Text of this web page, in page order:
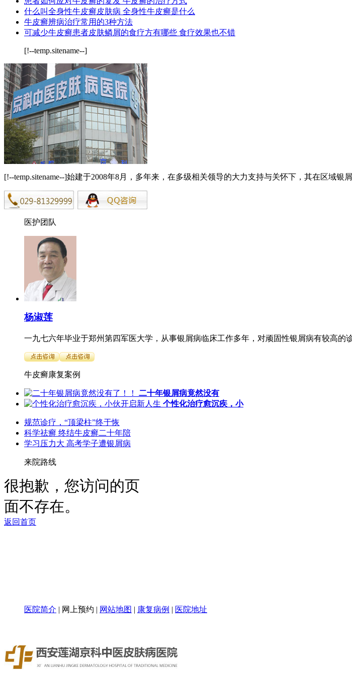
什么叫全身性牛皮癣皮肤病 全身性牛皮癣是什么
牛皮癣辨病治疗常用的3种方法
可减少牛皮癣患者皮肤鳞屑的食疗方有哪些 食疗效果也不错
[!--temp.sitename--]
[!--temp.sitename--]始建于2008年8月，多年来，在多级相关领导的大力支持与关怀下，其在区域银
医护团队
杨淑莲
一九七六年毕业于郑州第四军医大学，从事银屑病临床工作多年，对顽固性银屑病有较高的
牛皮癣康复案例
二十年银屑病竟然没有
个性化治疗愈沉疾，小
规范诊疗，“顶梁柱”终于恢
科学祛癣 终结牛皮癣二十年陪
学习压力大 高考学子遭银屑病
来院路线
医院简介 | 网上预约 | 网站地图 | 康复病例 | 医院地址